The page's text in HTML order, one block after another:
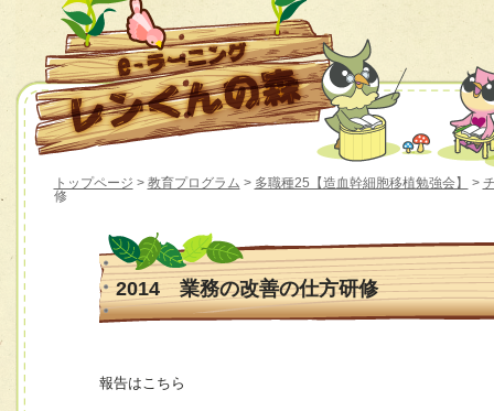
トップページ > 教育プログラム > 多職種25【造血幹細胞移植勉強会】 >
修
2014 業務の改善の仕方研修
報告はこちら